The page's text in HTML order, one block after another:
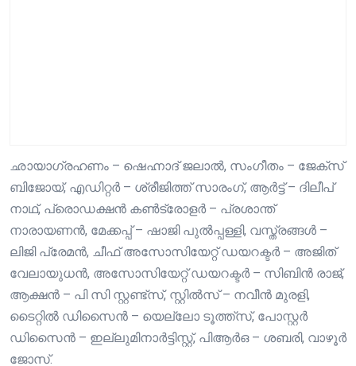
ഛായാഗ്രഹണം – ഷെഹ്നാദ് ജലാൽ, സംഗീതം – ജേക്സ്
ബിജോയ്, എഡിറ്റർ – ശ്രീജിത്ത് സാരംഗ്, ആർട്ട് – ദിലീപ്
നാഥ്, പ്രൊഡക്ഷൻ കൺട്രോളർ – പ്രശാന്ത്
നാരായണൻ, മേക്കപ്പ് – ഷാജി പുൽപ്പള്ളി, വസ്ത്രങ്ങൾ –
ലിജി പ്രേമൻ, ചീഫ് അസോസിയേറ്റ് ഡയറക്ടർ – അജിത്
വേലായുധൻ, അസോസിയേറ്റ് ഡയറക്ടർ – സിബിൻ രാജ്,
ആക്ഷൻ – പി സി സ്റ്റണ്ട്സ്, സ്റ്റിൽസ് – നവീൻ മുരളി,
ടൈറ്റിൽ ഡിസൈൻ – യെല്ലോ ടൂത്ത്സ്, പോസ്റ്റർ
ഡിസൈൻ – ഇല്ലുമിനാർട്ടിസ്റ്റ്, പിആർഒ – ശബരി, വാഴൂർ
ജോസ്.